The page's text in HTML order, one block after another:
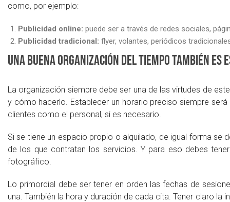
como, por ejemplo:
Publicidad online: puede ser a través de redes sociales,
Publicidad tradicional: flyer, volantes, periódicos
Una buena organización del tiempo también es
La organización siempre debe ser una de las virtudes de
y cómo hacerlo. Establecer un horario preciso siempre
clientes como el personal, si es necesario.
Si se tiene un espacio propio o alquilado, de igual forma se
de los que contratan los servicios. Y para eso debes
fotográfico.
Lo primordial debe ser tener en orden las fechas de
una. También la hora y duración de cada cita. Tener claro